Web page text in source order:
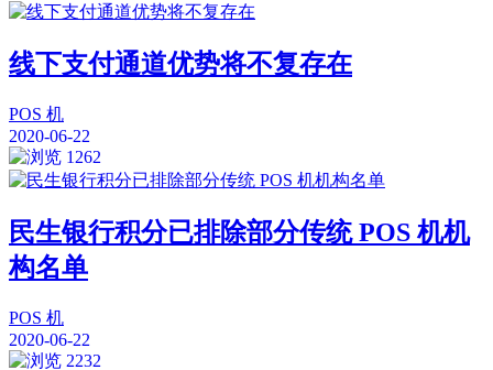
线下支付通道优势将不复存在
POS 机
2020-06-22
1262
民生银行积分已排除部分传统 POS 机机
构名单
POS 机
2020-06-22
2232